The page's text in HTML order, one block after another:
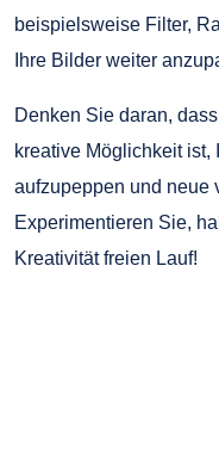
beispielsweise Filter,
Ihre Bilder weiter
Denken Sie daran,
kreative Möglichkeit
aufzupeppen und neue
Experimentieren Sie,
Kreativität freien Lauf!